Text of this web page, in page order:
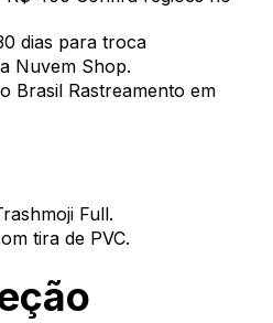
dias para troca
Nuvem Shop.
Brasil Rastreamento em
Full.
tira de PVC.